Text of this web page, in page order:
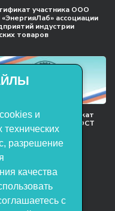
участника ООО
ассоциации
индустрии
товаров
сертификат
качества ГОСТ
и
разрешение
качества
с